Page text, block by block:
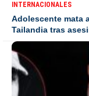
INTERNACIONALES
Adolescente mata
Tailandia tras